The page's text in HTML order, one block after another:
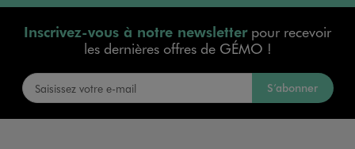
Inscrivez-vous à notre newsletterpour recevoir
les dernières offres de GÉMO !
S’abonner